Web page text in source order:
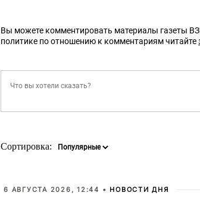
Вы можете комментировать материалы газеты
политике по отношению к комментариям читайте
Сортировка:
6 АВГУСТА 2026, 12:44 • НОВОСТИ ДНЯ